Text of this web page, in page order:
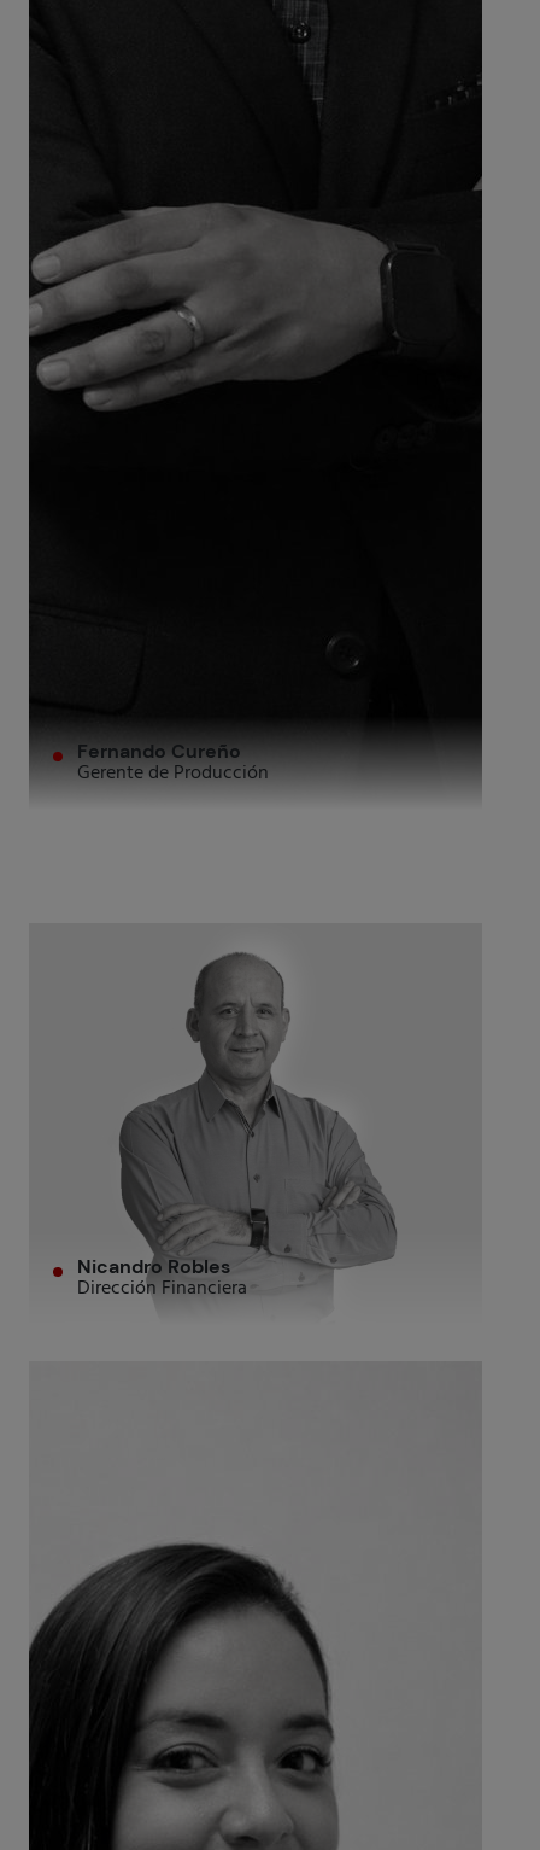
Fernando Cureño
Gerente de Producción
Nicandro Robles
Dirección Financiera